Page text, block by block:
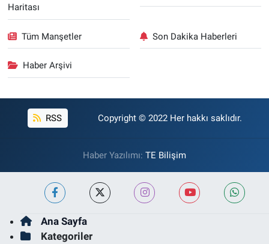
Haritası
Tüm Manşetler Son Dakika Haberleri
Haber Arşivi
RSS Copyright © 2022 Her hakkı saklıdır.
Haber Yazılımı: TE Bilişim
Ana Sayfa
Kategoriler